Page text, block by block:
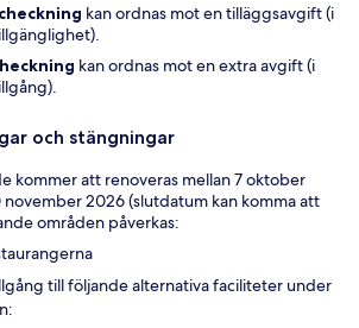
kan ordnas mot en tilläggsavgift (i
kan ordnas mot en extra avgift (i
och stängningar
kommer att renoveras mellan 7 oktober
2026 (slutdatum kan komma att
områden påverkas:
till följande alternativa faciliteter under